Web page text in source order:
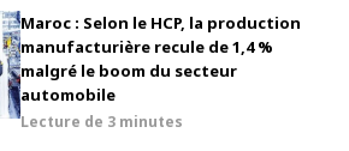
Maroc : Selon le HCP, la production
manufacturière recule de 1,4 %
malgré le boom du secteur
automobile
Lecture de 3 minutes